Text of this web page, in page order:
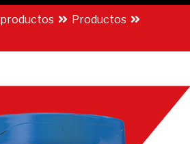
productos
Productos